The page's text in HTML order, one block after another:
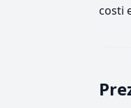
costi